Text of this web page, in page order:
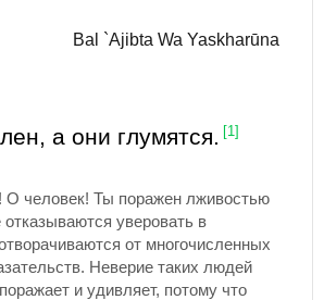
Bal `Ajibta Wa Yaskharūna
а они глумятся. [1]
О человек! Ты поражен лживостью
уверовать в
от многочисленных
Неверие таких людей
и удивляет, потому что